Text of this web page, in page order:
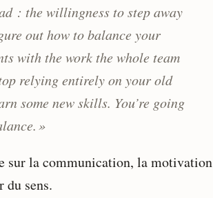
: the willingness to step away
out how to balance your
with the work the whole team
relying entirely on your old
some new skills. You’re going
»
sur la communication, la motivation
du sens.